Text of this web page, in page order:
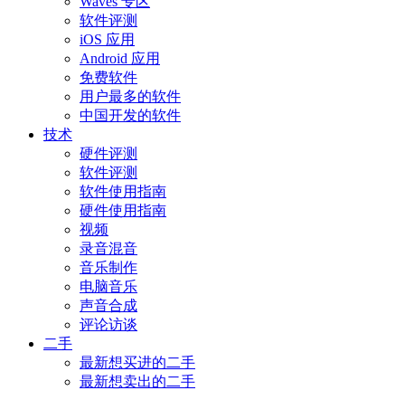
软件评测
iOS 应用
Android 应用
免费软件
用户最多的软件
中国开发的软件
技术
硬件评测
软件评测
软件使用指南
硬件使用指南
视频
录音混音
音乐制作
电脑音乐
声音合成
评论访谈
二手
最新想买进的二手
最新想卖出的二手